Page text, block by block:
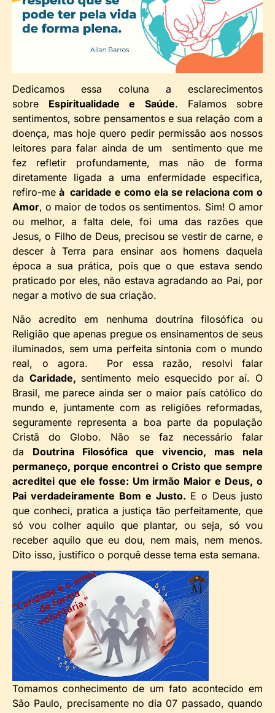
Dedicamos essa coluna a esclarecimentos
sobre Espiritualidade e Saúde. Falamos sobre
sentimentos, sobre pensamentos e sua relação com a
doença, mas hoje quero pedir permissão aos nossos
leitores para falar ainda de um sentimento que me
fez refletir profundamente, mas não de forma
diretamente ligada a uma enfermidade especifica,
refiro-me à caridade e como ela se relaciona com o
Amor, o maior de todos os sentimentos. Sim! O amor
ou melhor, a falta dele, foi uma das razões que
Jesus, o Filho de Deus, precisou se vestir de carne, e
descer à Terra para ensinar aos homens daquela
época a sua prática, pois que o que estava sendo
praticado por eles, não estava agradando ao Pai, por
negar a motivo de sua criação.
Não acredito em nenhuma doutrina filosófica ou
Religião que apenas pregue os ensinamentos de seus
iluminados, sem uma perfeita sintonia com o mundo
real, o agora. Por essa razão, resolvi falar
da Caridade, sentimento meio esquecido por aí. O
Brasil, me parece ainda ser o maior país católico do
mundo e, juntamente com as religiões reformadas,
seguramente representa a boa parte da população
Cristã do Globo. Não se faz necessário falar
da Doutrina Filosófica que vivencio, mas nela
permaneço, porque encontrei o Cristo que sempre
acreditei que ele fosse: Um irmão Maior e Deus, o
Pai verdadeiramente Bom e Justo. E o Deus justo
que conheci, pratica a justiça tão perfeitamente, que
só vou colher aquilo que plantar, ou seja, só vou
receber aquilo que eu dou, nem mais, nem menos.
Dito isso, justifico o porquê desse tema esta semana.
Tomamos conhecimento de um fato acontecido em
São Paulo, precisamente no dia 07 passado, quando